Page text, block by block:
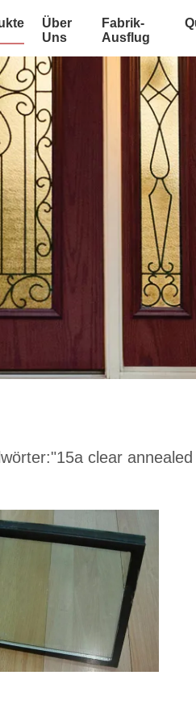
Über
Uns
Fabrik-
Ausflug
"15a clear